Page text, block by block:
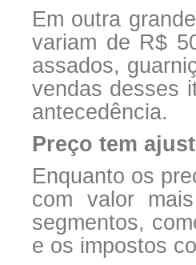
Em outra
variam de R$
assados,
vendas desses
antecedência.
Preço tem
Enquanto os
com valor
segmentos,
e os impostos